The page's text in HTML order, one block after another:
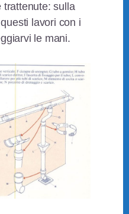
trattenute: sulla
lavori con i
le mani.